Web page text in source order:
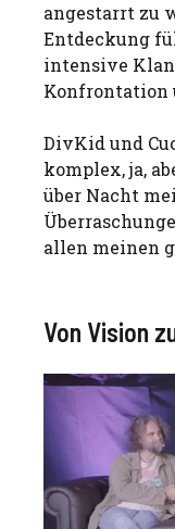
angestarrt zu
Entdeckung
intensive
Konfrontation
DivKid und
komplex, ja,
über Nacht
allen meinen
Von Vision